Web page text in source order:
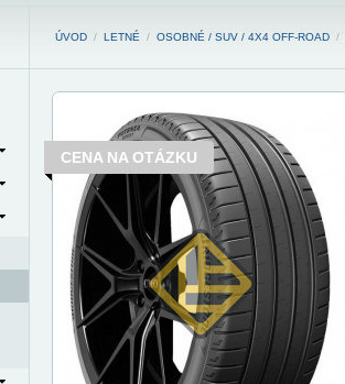
ÚVOD / LETNÉ / OSOBNÉ / SUV / 4X4 OFF-ROAD /
CENA NA OTÁZKU